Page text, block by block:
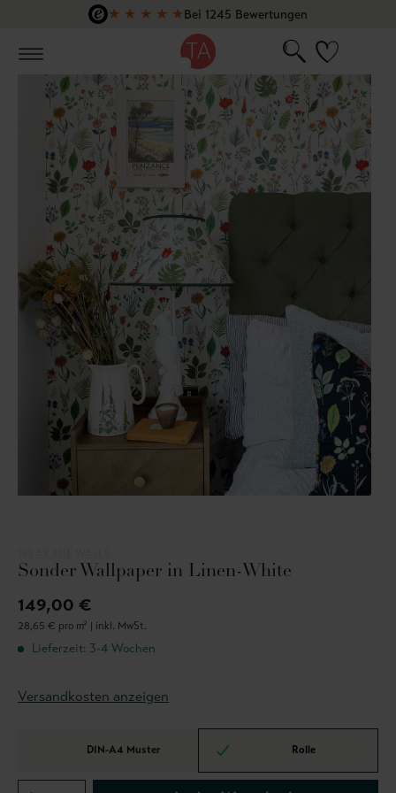
Zum Hauptinhalt springen
★ ★ ★ ★ ★Bei 1245 Bewertungen
Sonder Wallpaper in Linen-White
149,00 €
28,65 € pro m² | inkl. MwSt.
Lieferzeit: 3-4 Wochen
Versandkosten anzeigen
DIN-A4 Muster Rolle